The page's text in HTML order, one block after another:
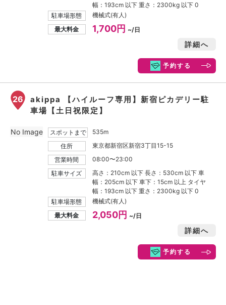
幅：193cm 以下 重さ：2300kg 以下 0
駐車場形態
機械式(有人)
最大料金
1,700円 ~/日
詳細へ
予約する
26
akippa 【ハイルーフ専用】新宿ピカデリー駐
車場【土日祝限定】
スポットまで
535m
住所
東京都新宿区新宿3丁目15-15
営業時間
08:00〜23:00
駐車サイズ
高さ：210cm 以下 長さ：530cm 以下 車
幅：205cm 以下 車下：15cm 以上 タイヤ
幅：193cm 以下 重さ：2300kg 以下 0
駐車場形態
機械式(有人)
最大料金
2,050円 ~/日
詳細へ
予約する
No Image